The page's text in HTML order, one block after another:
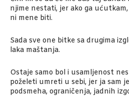
njime nestati, jer ako ga
ni mene biti.
Sada sve one bitke sa drugima
laka maštanja.
Ostaje samo bol i usamljenost
poželeti umreti u sebi, jer ja sam
podsmeha, ograničenja, jadnih